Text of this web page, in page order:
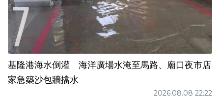
基隆港海水倒灌 海洋廣場水淹至馬路、廟口夜市店
家急築沙包牆擋水
2026.08.08 22:22